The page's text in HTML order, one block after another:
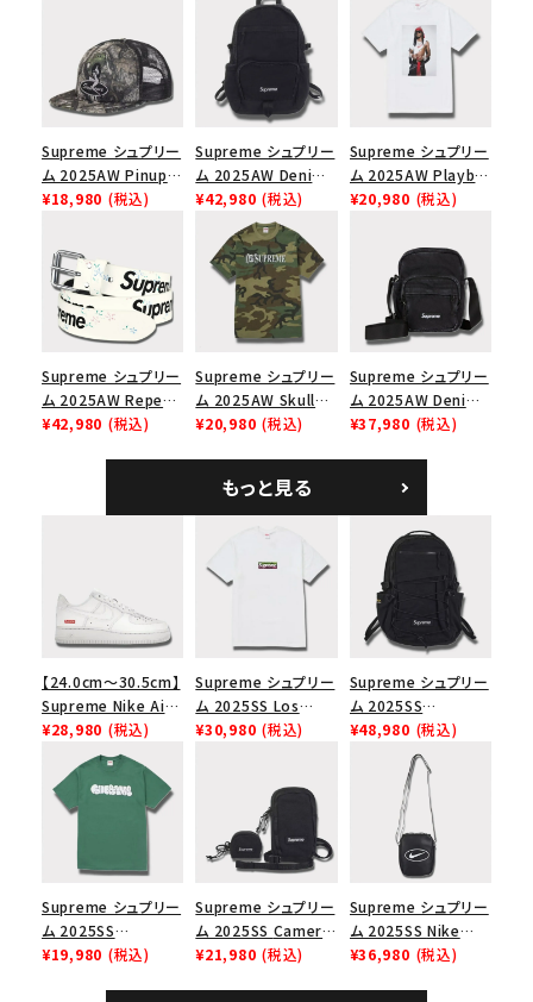
Supreme シュプリー
ム 2025AW Pinup
Mesh Back 5-Panel
ュバック 5パネルキャ
ップ トゥルーティン
バーHTC フォールカ
¥18,980 (税込)
Supreme シュプリー
ム 2025AW Denim
Backpack デニム バ
ックパック ブラック
¥42,980 (税込)
Supreme シュプリー
ム 2025AW Playboi
Carti Tee プレイボ
¥20,980 (税込)
Supreme シュプリー
ム 2025AW Repeat
Leather Belt リピー
¥42,980 (税込)
Supreme シュプリー
ム 2025AW Skull
Tee スカル Tシャ
¥20,980 (税込)
Supreme シュプリー
ム 2025AW Denim
Shoulder Bag デニ
¥37,980 (税込)
もっと見る
【24.0cm～30.5cm】
Supreme Nike Air
Force 1 Low シュプ
リーム ナイキエアフォ
ース１スニーカー シ
ューズ ホワイト
¥28,980 (税込)
Supreme シュプリー
ム 2025SS Los
Angeles Fire Relief
スロゴTシャツ ホワ
¥30,980 (税込)
Supreme シュプリー
ム 2025SS
Backpack バックパッ
ク ブラック 黒
¥48,980 (税込)
Supreme シュプリー
ム 2025SS
Homerun Tee ホー
¥19,980 (税込)
Supreme シュプリー
ム 2025SS Camera
Bag + Mini Pouch
¥21,980 (税込)
Supreme シュプリー
ム 2025SS Nike
Leather Shoulder
¥36,980 (税込)